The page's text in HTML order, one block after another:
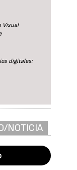
Visual
digitales:
NOTICIA